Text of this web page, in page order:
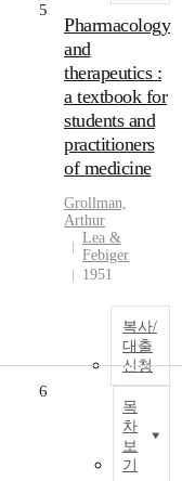
5
Pharmacology
and
therapeutics :
a textbook for
students and
practitioners
of medicine
Grollman,
Arthur
Lea &
Febiger
1951
복사/
대출
신청
목
차
보
기
6